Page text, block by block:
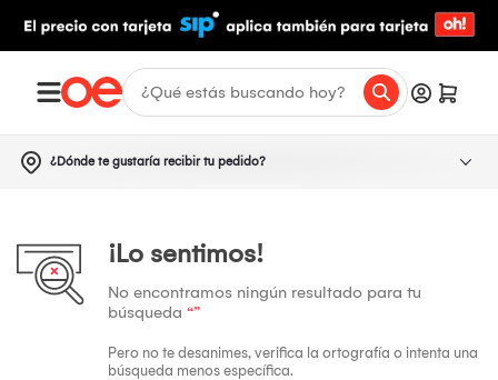
¿Dónde te gustaría recibir tu pedido?
¡Lo sentimos!
No encontramos ningún resultado para tu
búsqueda “”
Pero no te desanimes, verifica la ortografía o intenta una
búsqueda menos específica.